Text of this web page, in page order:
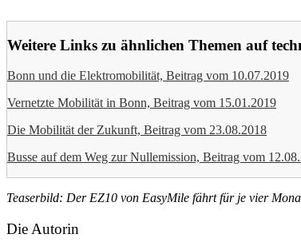
Weitere Links zu ähnlichen Themen auf
Bonn und die Elektromobilität, Beitrag vom 10.07.2019
Vernetzte Mobilität in Bonn, Beitrag vom 15.01.2019
Die Mobilität der Zukunft, Beitrag vom 23.08.2018
Busse auf dem Weg zur Nullemission, Beitrag vom
Teaserbild: Der EZ10 von EasyMile fährt für je vier
Die Autorin